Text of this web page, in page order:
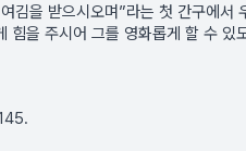
김을 받으시오며”라는 첫 간구에
힘을 주시어 그를 영화롭게 할 수 있